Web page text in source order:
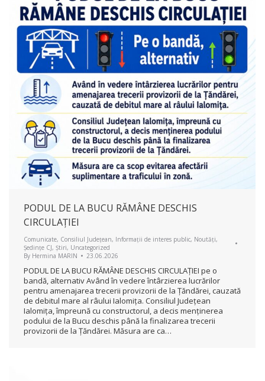
PODUL DE LA BUCU RĂMÂNE DESCHIS
CIRCULAȚIEI
Comunicate, Consiliul Județean, Informații de interes public, Noutăți,
Ședințe CJ, Știri, Uncategorized
By Hermina MARIN 23.06.2026
PODUL DE LA BUCU RĂMÂNE DESCHIS CIRCULAȚIEI pe o
bandă, alternativ Având în vedere întârzierea lucrărilor
pentru amenajarea trecerii provizorii de la Țăndărei, cauzată
de debitul mare al râului Ialomița. Consiliul Județean
Ialomița, împreună cu constructorul, a decis menținerea
podului de la Bucu deschis până la finalizarea trecerii
provizorii de la Țăndărei. Măsura are ca…